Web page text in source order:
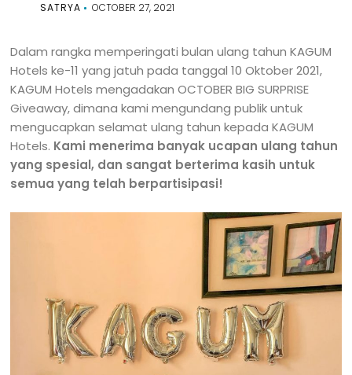
SATRYA OCTOBER 27, 2021
Dalam rangka memperingati bulan ulang tahun KAGUM
Hotels ke-11 yang jatuh pada tanggal 10 Oktober 2021,
KAGUM Hotels mengadakan OCTOBER BIG SURPRISE
Giveaway, dimana kami mengundang publik untuk
mengucapkan selamat ulang tahun kepada KAGUM
Hotels. Kami menerima banyak ucapan ulang tahun
yang spesial, dan sangat berterima kasih untuk
semua yang telah berpartisipasi!